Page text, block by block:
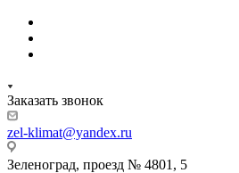
Заказать звонок
zel-klimat@yandex.ru
Зеленоград, проезд № 4801, 5